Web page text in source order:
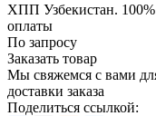
ХПП Узбекистан.
оплаты
По запросу
Заказать товар
Мы свяжемся с вами
доставки заказа
Поделиться ссылкой: